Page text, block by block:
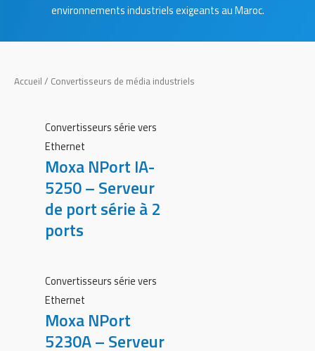
environnements industriels exigeants au Maroc.
Accueil / Convertisseurs de média industriels
Convertisseurs série vers
Ethernet
Moxa NPort IA-
5250 – Serveur
de port série à 2
ports
Convertisseurs série vers
Ethernet
Moxa NPort
5230A – Serveur